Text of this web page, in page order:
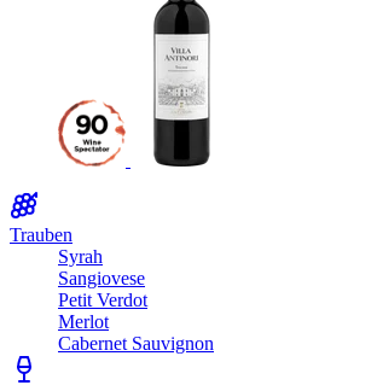
Trauben
Syrah
Sangiovese
Petit Verdot
Merlot
Cabernet Sauvignon